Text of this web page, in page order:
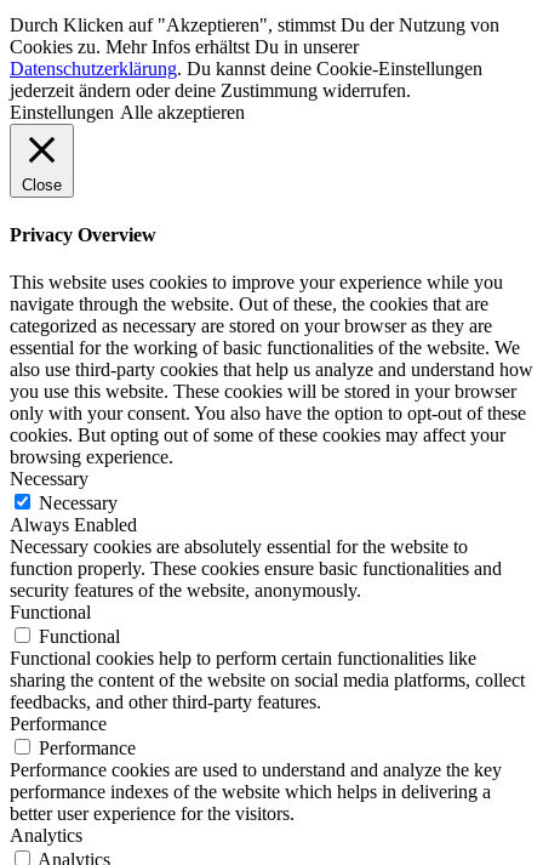
Durch Klicken auf "Akzeptieren", stimmst Du der Nutzung von
Cookies zu. Mehr Infos erhältst Du in unserer
Datenschutzerklärung. Du kannst deine Cookie-Einstellungen
jederzeit ändern oder deine Zustimmung widerrufen.
Einstellungen Alle akzeptieren
Close
Privacy Overview
This website uses cookies to improve your experience while you
navigate through the website. Out of these, the cookies that are
categorized as necessary are stored on your browser as they are
essential for the working of basic functionalities of the website. We
also use third-party cookies that help us analyze and understand how
you use this website. These cookies will be stored in your browser
only with your consent. You also have the option to opt-out of these
cookies. But opting out of some of these cookies may affect your
browsing experience.
Necessary
Necessary
Always Enabled
Necessary cookies are absolutely essential for the website to
function properly. These cookies ensure basic functionalities and
security features of the website, anonymously.
Functional
Functional
Functional cookies help to perform certain functionalities like
sharing the content of the website on social media platforms, collect
feedbacks, and other third-party features.
Performance
Performance
Performance cookies are used to understand and analyze the key
performance indexes of the website which helps in delivering a
better user experience for the visitors.
Analytics
Analytics